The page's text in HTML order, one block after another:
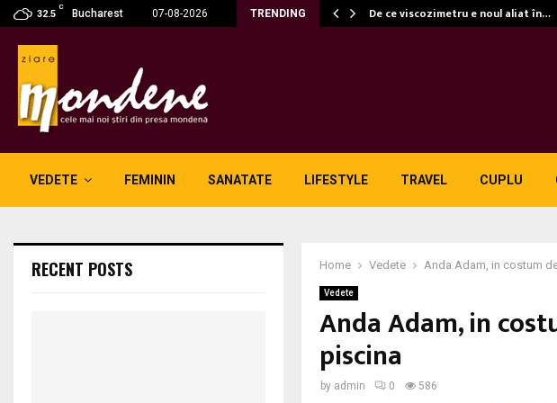
32.5
C
Bucharest 07-08-2026 TRENDING
fum: unde se potrivesc… De ce viscozimetru e noul aliat în…
VEDETE FEMININ SANATATE LIFESTYLE TRAVEL CUPLU
Home Vedete Anda Adam, in costum
Vedete
Anda Adam, in
piscina
by admin 0 586
RECENT POSTS